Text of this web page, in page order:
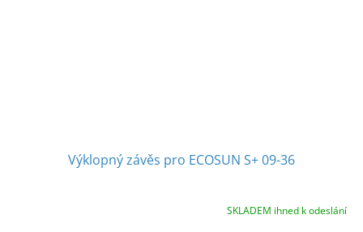
Výklopný závěs pro ECOSUN S+ 09-36
SKLADEM ihned k odeslání